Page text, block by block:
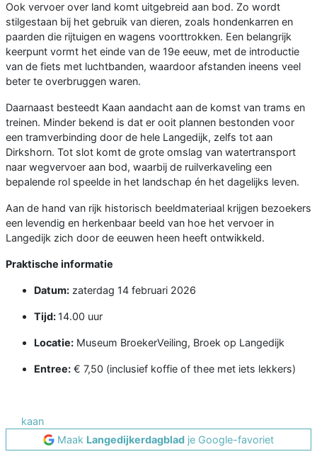
Ook vervoer over land komt uitgebreid aan bod. Zo wordt
stilgestaan bij het gebruik van dieren, zoals hondenkarren en
paarden die rijtuigen en wagens voorttrokken. Een belangrijk
keerpunt vormt het einde van de 19e eeuw, met de introductie
van de fiets met luchtbanden, waardoor afstanden ineens veel
beter te overbruggen waren.
Daarnaast besteedt Kaan aandacht aan de komst van trams en
treinen. Minder bekend is dat er ooit plannen bestonden voor
een tramverbinding door de hele Langedijk, zelfs tot aan
Dirkshorn. Tot slot komt de grote omslag van watertransport
naar wegvervoer aan bod, waarbij de ruilverkaveling een
bepalende rol speelde in het landschap én het dagelijks leven.
Aan de hand van rijk historisch beeldmateriaal krijgen bezoekers
een levendig en herkenbaar beeld van hoe het vervoer in
Langedijk zich door de eeuwen heen heeft ontwikkeld.
Praktische informatie
Datum: zaterdag 14 februari 2026
Tijd: 14.00 uur
Locatie: Museum BroekerVeiling, Broek op Langedijk
Entree: € 7,50 (inclusief koffie of thee met iets lekkers)
kaan
Maak Langedijkerdagblad je Google-favoriet